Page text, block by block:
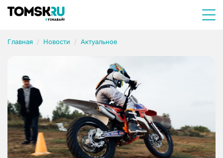
Главная Новости Актуальное